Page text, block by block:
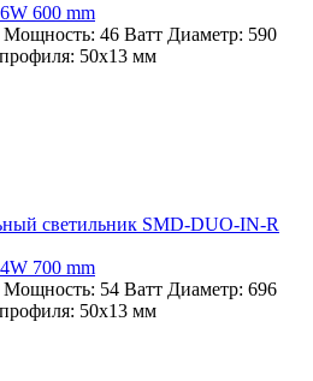
600 mm
Мощность: 46 Ватт Диаметр: 590
50х13 мм
700 mm
Мощность: 54 Ватт Диаметр: 696
50х13 мм